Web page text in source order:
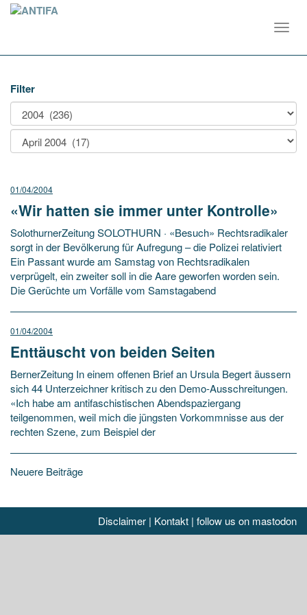
Filter
01/04/2004
«Wir hatten sie immer unter Kontrolle»
SolothurnerZeitung SOLOTHURN · «Besuch» Rechtsradikaler
sorgt in der Bevölkerung für Aufregung – die Polizei relativiert
Ein Passant wurde am Samstag von Rechtsradikalen
verprügelt, ein zweiter soll in die Aare geworfen worden sein.
Die Gerüchte um Vorfälle vom Samstagabend
01/04/2004
Enttäuscht von beiden Seiten
BernerZeitung In einem offenen Brief an Ursula Begert äussern
sich 44 Unterzeichner kritisch zu den Demo-Ausschreitungen.
«Ich habe am antifaschistischen Abendspaziergang
teilgenommen, weil mich die jüngsten Vorkommnisse aus der
rechten Szene, zum Beispiel der
Beitragsnavigation
Neuere Beiträge
Disclaimer | Kontakt | follow us on mastodon